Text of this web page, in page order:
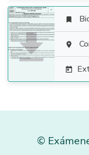




©